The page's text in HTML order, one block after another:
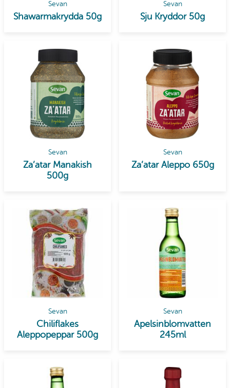
Sevan
Shawarmakrydda 50g
Sevan
Sju Kryddor 50g
Sevan
Za’atar Manakish
500g
Sevan
Za’atar Aleppo 650g
Sevan
Chiliflakes
Aleppopeppar 500g
Sevan
Apelsinblomvatten
245ml